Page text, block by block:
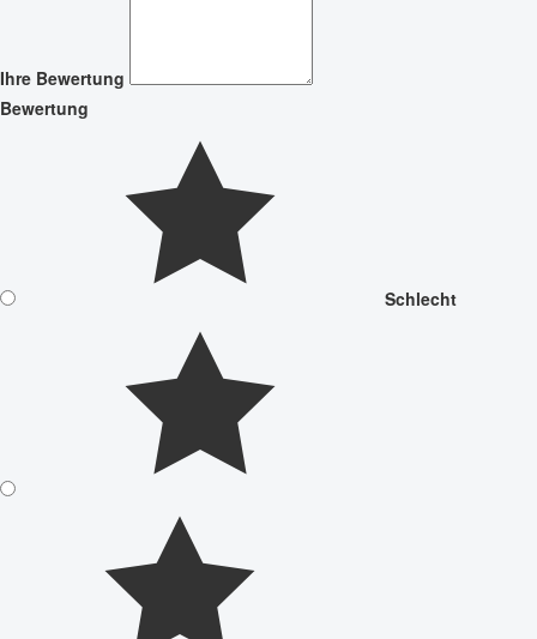
Ihre Bewertung
Bewertung
Schlecht